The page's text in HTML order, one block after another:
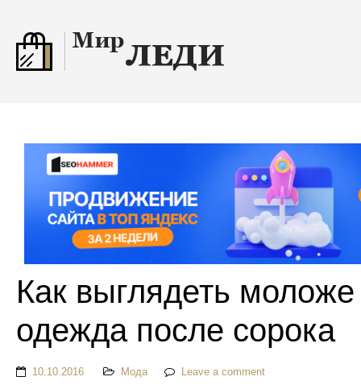
Как выглядеть моложе
одежда после сорока
10.10.2016 Мода Leave a comment